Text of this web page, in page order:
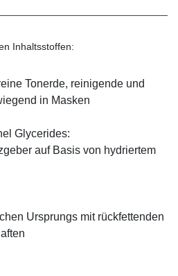
Inhaltsstoffen:
Tonerde, reinigende und
in Masken
Glycerides:
auf Basis von hydriertem
Ursprungs mit rückfettenden